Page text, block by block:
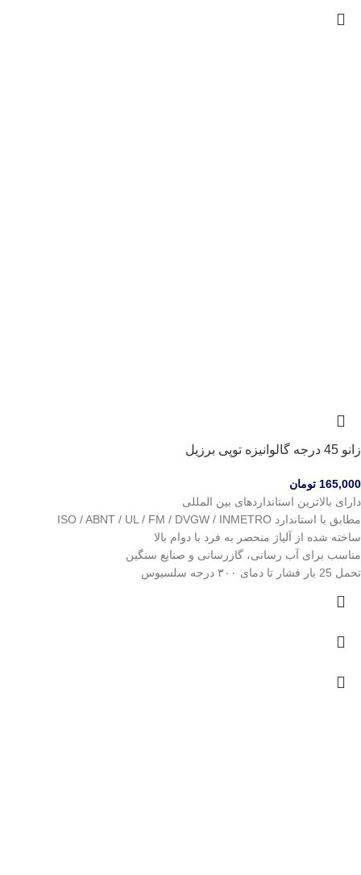
زانو 45 درجه گالوانیزه توپی برزیل
165,000 تومان
دارای بالاترین استانداردهای بین المللی
مطابق با استاندارد ISO / ABNT / UL / FM / DVGW / INMETRO
ساخته شده از آلیاژ منحصر به فرد با دوام بالا
مناسب برای آب رسانی، گازرسانی و صنایع سنگین
تحمل 25 بار فشار تا دمای ۳۰۰ درجه سلسیوس